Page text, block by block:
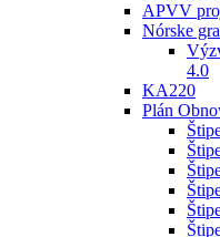
APVV
Nórske
4.0
KA220
Plán